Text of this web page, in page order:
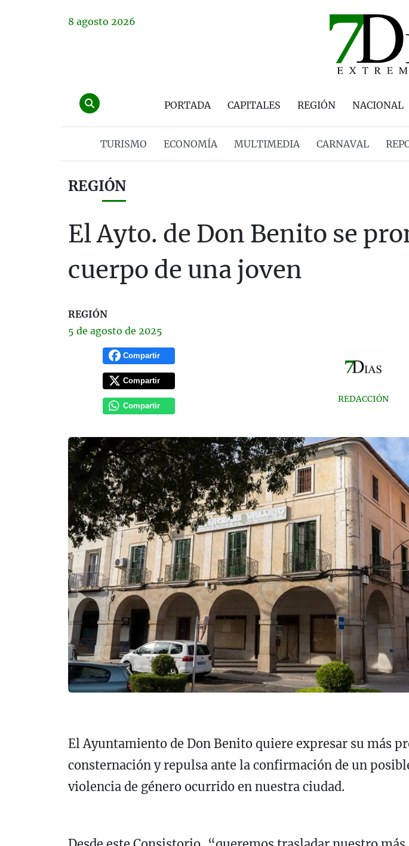
8 agosto 2026
PORTADA CAPITALES REGIÓN NACIONAL
TURISMO ECONOMÍA MULTIMEDIA CARNAVAL
REGIÓN
El Ayto. de Don Benito se
cuerpo de una joven
REGIÓN
5 de agosto de 2025
Compartir
Compartir
Compartir
REDACCIÓN
El Ayuntamiento de Don Benito quiere expresar su más
consternación y repulsa ante la confirmación de un
violencia de género ocurrido en nuestra ciudad.